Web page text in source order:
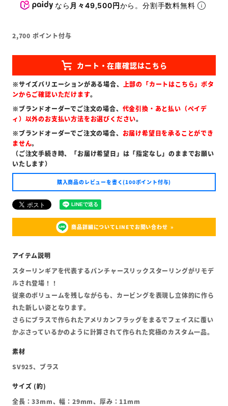
なら 月々49,500円から。分割手数料無料
2,700 ポイント付与
※サイズバリエーションがある場合、 上部の「カートはこちら」ボタ
ンからご確認いただけます。
※ブランドオーダーでご注文の場合、 代金引換・あと払い（ペイデ
ィ）以外のお支払い方法をお選びください。
※ブランドオーダーでご注文の場合、 お届け希望日を承ることができ
ません。
（ご注文手続き時、「お届け希望日」は「指定なし」のままでお願い
いたします）
購入商品のレビューを書く(100ポイント付与)
商品詳細についてLINEでお問い合わせ
スターリンギアを代表するパンチャースリックスターリングがリモデ
ルされ登場！！
従来のボリュームを残しながらも、カービングを表現し立体的に作ら
れた新しい姿となります。
さらにブラスで作られたアメリカンフラッグをまるでフェイスに覆い
かぶさっているかのように計算されて作られた究極のカスタム一品。
SV925、ブラス
全長：33mm、幅：29mm、厚み：11mm